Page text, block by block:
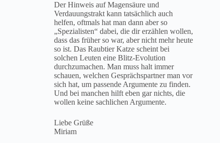
Der Hinweis auf Magensäure und
Verdauungstrakt kann tatsächlich auch
helfen, oftmals hat man dann aber so
„Spezialisten“ dabei, die dir erzählen wollen,
dass das früher so war, aber nicht mehr heute
so ist. Das Raubtier Katze scheint bei
solchen Leuten eine Blitz-Evolution
durchzumachen. Man muss halt immer
schauen, welchen Gesprächspartner man vor
sich hat, um passende Argumente zu finden.
Und bei manchen hilft eben gar nichts, die
wollen keine sachlichen Argumente.
Liebe Grüße
Miriam